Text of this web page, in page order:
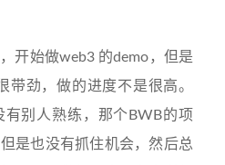
开始做web3 的demo，但是
带劲，做的进度不是很高。
有别人熟练，那个BWB的项
是也没有抓住机会，然后总